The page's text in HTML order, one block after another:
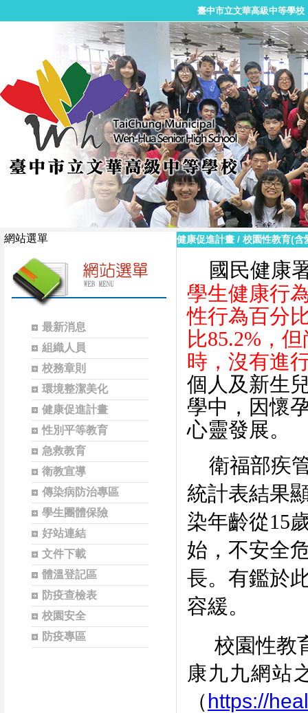
臺中市立文華高級中等學校
網站選單
最新消息
組織人員
校務章則
環境整潔美化
健康促進計畫
性別平等教育
急救教育
衛教宣導
傳染病防治專區
學生團體保險
好站連結
文件下載
體溫登記區
防疫查檢表
校園安全
防疫專區
健康促進計畫 / 校園性教育(含
國民健康
學生健康行
性行為百分
比85.2% ，
時，沒有進
個人及新生
學中，因懷
心靈發展。
衛福部疾
統計表結果
染年齡從15
始，不安全
長。有鑑於
容緩。
校園性教
康九九網站
（https://